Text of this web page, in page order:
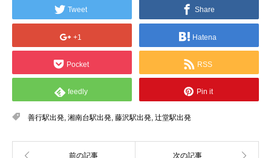
Tweet Share
+1 Hatena
Pocket RSS
feedly Pin it
善行駅出発 湘南台駅出発 藤沢駅出発 辻堂駅出発